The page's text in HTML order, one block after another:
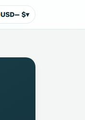
USD— $▾